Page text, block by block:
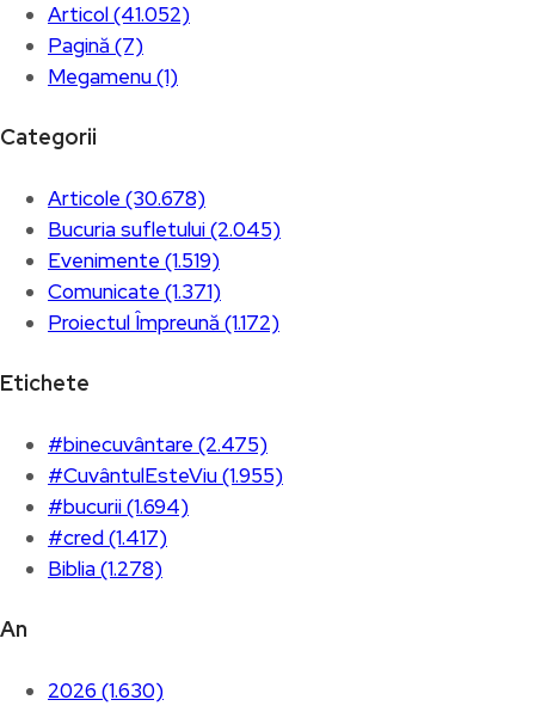
Articol (41.052)
Pagină (7)
Megamenu (1)
Categorii
Articole (30.678)
Bucuria sufletului (2.045)
Evenimente (1.519)
Comunicate (1.371)
Proiectul Împreună (1.172)
Etichete
#binecuvântare (2.475)
#CuvântulEsteViu (1.955)
#bucurii (1.694)
#cred (1.417)
Biblia (1.278)
An
2026 (1.630)